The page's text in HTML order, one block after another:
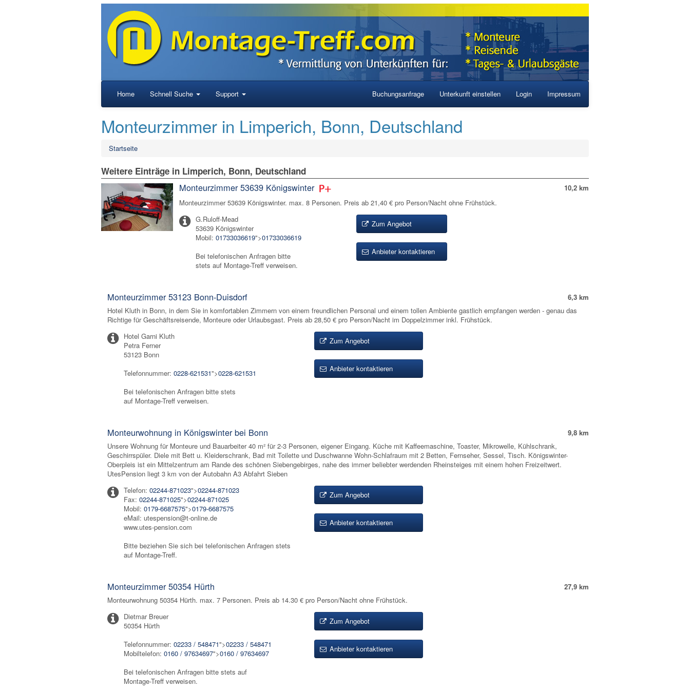
Home Schnell Suche Support Buchungsanfrage Unterkunft einstellen Login Impressum
Monteurzimmer in Limperich, Bonn, Deutschland
Startseite
Weitere Einträge in Limperich, Bonn, Deutschland
10,2 km
Monteurzimmer 53639 Königswinter
Monteurzimmer 53639 Königswinter. max. 8 Personen. Preis ab 21,40 € pro Person/Nacht ohne Frühstück.
G.Ruloff-Mead
53639 Königswinter
Mobil: 01733036619">01733036619
Bei telefonischen Anfragen bitte
stets auf Montage-Treff verweisen.
Zum Angebot
Anbieter kontaktieren
6,3 km
Monteurzimmer 53123 Bonn-Duisdorf
Hotel Kluth in Bonn, in dem Sie in komfortablen Zimmern von einem freundlichen Personal und einem tollen Ambiente gastlich empfangen werden - genau das
Richtige für Geschäftsreisende, Monteure oder Urlaubsgast. Preis ab 28,50 € pro Person/Nacht im Doppelzimmer inkl. Frühstück.
Hotel Garni Kluth
Petra Ferner
53123 Bonn
Telefonnummer: 0228-621531">0228-621531
Bei telefonischen Anfragen bitte stets
auf Montage-Treff verweisen.
Zum Angebot
Anbieter kontaktieren
9,8 km
Monteurwohnung in Königswinter bei Bonn
Unsere Wohnung für Monteure und Bauarbeiter 40 m² für 2-3 Personen, eigener Eingang. Küche mit Kaffeemaschine, Toaster, Mikrowelle, Kühlschrank,
Geschirrspüler. Diele mit Bett u. Kleiderschrank, Bad mit Toilette und Duschwanne Wohn-Schlafraum mit 2 Betten, Fernseher, Sessel, Tisch. Königswinter-
Oberpleis ist ein Mittelzentrum am Rande des schönen Siebengebirges, nahe des immer beliebter werdenden Rheinsteiges mit einem hohen Freizeitwert.
UtesPension liegt 3 km von der Autobahn A3 Abfahrt Sieben
Telefon: 02244-871023">02244-871023
Fax: 02244-871025">02244-871025
Mobil: 0179-6687575">0179-6687575
eMail: utespension@t-online.de
www.utes-pension.com
Bitte beziehen Sie sich bei telefonischen Anfragen stets
auf Montage-Treff.
Zum Angebot
Anbieter kontaktieren
27,9 km
Monteurzimmer 50354 Hürth
Monteurwohnung 50354 Hürth. max. 7 Personen. Preis ab 14.30 € pro Person/Nacht ohne Frühstück.
Dietmar Breuer
50354 Hürth
Telefonnummer: 02233 / 548471">02233 / 548471
Mobiltelefon: 0160 / 97634697">0160 / 97634697
Bei telefonischen Anfragen bitte stets auf
Montage-Treff verweisen.
Zum Angebot
Anbieter kontaktieren